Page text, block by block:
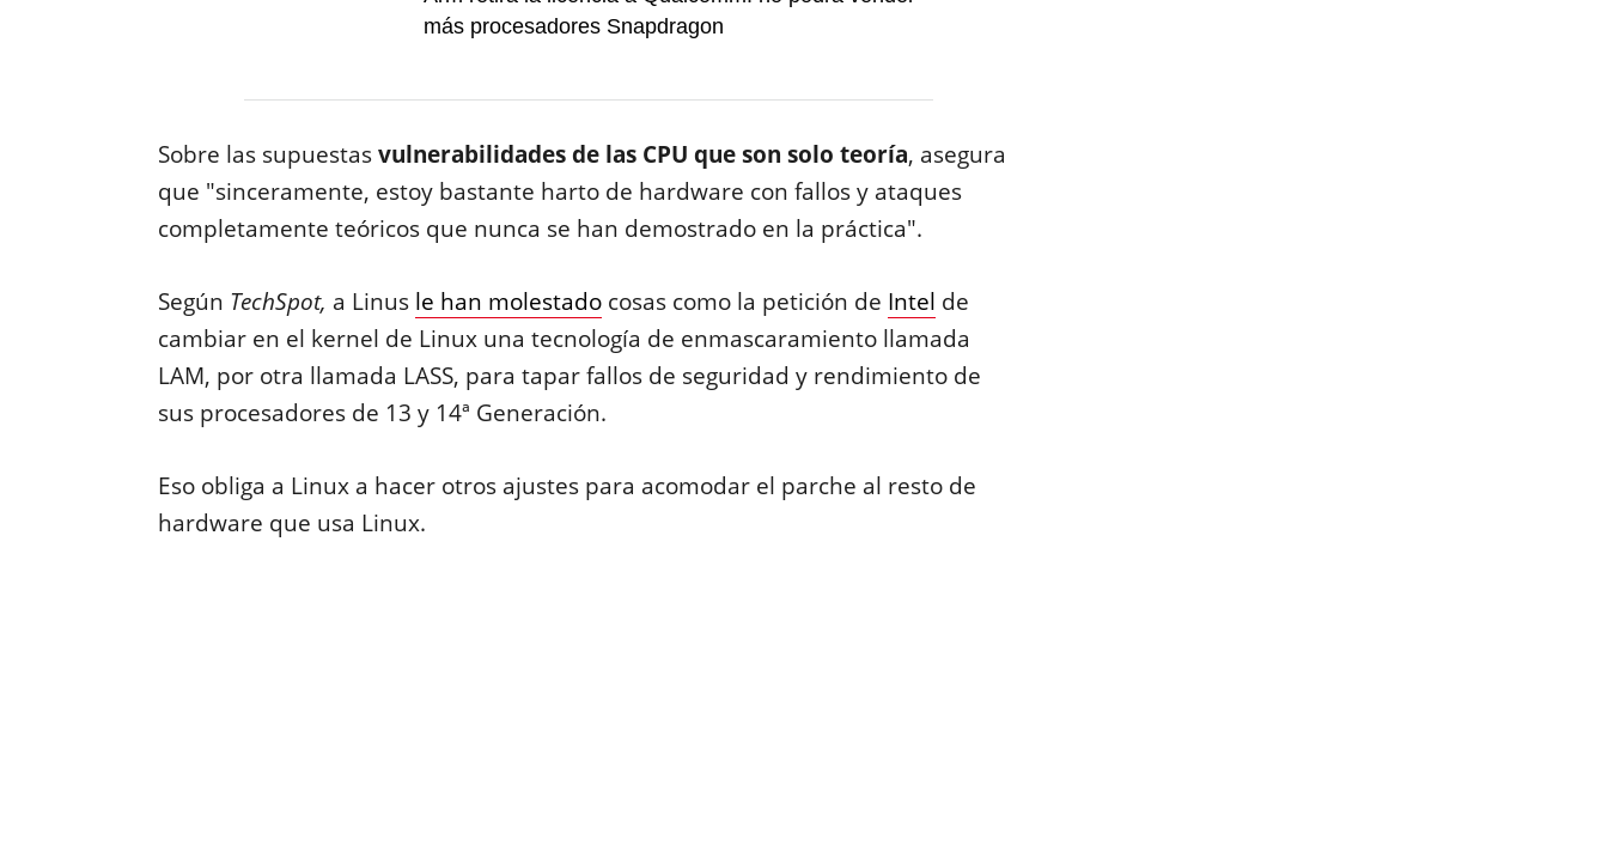
más procesadores Snapdragon
Sobre las supuestasvulnerabilidades de las CPU que son solo teoría, asegura
que "sinceramente, estoy bastante harto de hardware con fallos y ataques
completamente teóricos que nunca se han demostrado en la práctica".
Según TechSpot, a Linus le han molestadocosas como la petición de Intel de
cambiar en el kernel de Linux una tecnología de enmascaramiento llamada
LAM, por otra llamada LASS, para tapar fallos de seguridad y rendimiento de
sus procesadores de 13 y 14ª Generación.
Eso obliga a Linux a hacer otros ajustes para acomodar el parche al resto de
hardware que usa Linux.